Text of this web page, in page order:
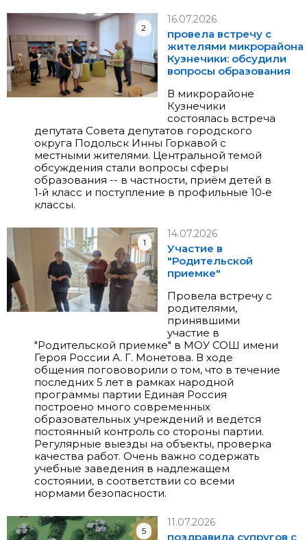
2
16.07.2026
провела встречу с
жителями микрорайона
Кузнечики: обсудили
вопросы образования
В микрорайоне
Кузнечики
состоялась встреча
депутата Совета депутатов городского
округа Подольск Инны Горкавой с
местными жителями. Центральной темой
обсуждения стали вопросы сферы
образования -- в частности, приём детей в
1‑й класс и поступление в профильные 10‑е
классы.
1
14.07.2026
Участие в
"Родительской
приемке"
Провела встречу с
родителями,
принявшими
участие в
"Родительской приемке" в МОУ СОШ имени
Героя России А. Г. Монетова. В ходе
общения погововорили о том, что в течение
последних 5 лет в рамках народной
программы партии Единая Россия
построено много современных
образовательных учреждений и ведется
постоянный контроль со стороны партии.
Регулярные выезды на объекты, проверка
качества работ. Очень важно содержать
учебные заведения в надлежащем
состоянии, в соответствии со всеми
нормами безопасности.
5
11.07.2026
поздравила супругов с